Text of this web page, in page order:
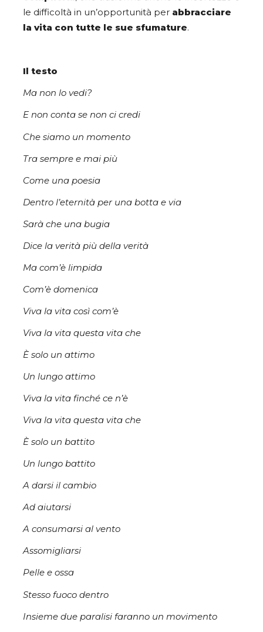
le difficoltà in un’opportunità per abbracciare
la vita con tutte le sue sfumature.
Il testo
Ma non lo vedi?
E non conta se non ci credi
Che siamo un momento
Tra sempre e mai più
Come una poesia
Dentro l’eternità per una botta e via
Sarà che una bugia
Dice la verità più della verità
Ma com’è limpida
Com’è domenica
Viva la vita così com’è
Viva la vita questa vita che
È solo un attimo
Un lungo attimo
Viva la vita finché ce n’è
Viva la vita questa vita che
È solo un battito
Un lungo battito
A darsi il cambio
Ad aiutarsi
A consumarsi al vento
Assomigliarsi
Pelle e ossa
Stesso fuoco dentro
Insieme due paralisi faranno un movimento